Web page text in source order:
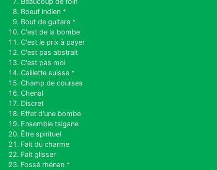
Boeuf indien *
Bout de guitare *
C'est de la bombe
C'est le prix à payer
C'est pas abstrait
C'est pas moi
Caillette suisse *
Champ de courses
Chenal
Discret
Effet d'une bombe
Ensemble tsigane
Être spirituel
Fait du charme
Fait glisser
Fossé rhénan *